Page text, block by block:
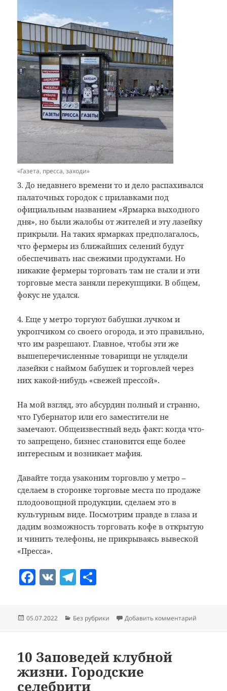
«Газета, пресса, заходи»
3. До недавнего времени то и дело распахивался
палаточных городок с прилавками под
официальным названием «Ярмарка выходного
дня», но были жалобы от жителей и эту лазейку
прикрыли. На таких ярмарках предполагалось,
что фермеры из ближайших селений будут
обеспечивать нас свежими продуктами. Но
никакие фермеры торговать там не стали и эти
торговые места заняли перекупщики. В общем,
фокус не удался.
4. Еще у метро торгуют бабушки лучком и
укропчиком со своего огорода, и это правильно,
что им разрешают. Главное, чтобы эти же
вышеперечисленные товарищи не углядели
лазейки с наймом бабушек и торговлей через
них какой-нибудь «свежей прессой».
На мой взгляд, это абсурдин полный и странно,
что Губернатор или его заместители не
замечают. Общеизвестный ведь факт: когда что-
то запрещено, бизнес становится еще более
интересным и возникает мафия.
Давайте тогда узаконим торговлю у метро –
сделаем в сторонке торговые места по продаже
плодоовощной продукции, сделаем это в
культурным виде. Посмотрим правде в глаза и
дадим возможность торговать кофе в открытую
и чинить телефоны, не прикрываясь вывеской
«Пресса».
F
e
o
o
V T
gr
m
р
в
и
Опубликовано
05.07.2022 Рубрики
Без рубрики Добавить комментарий
10 Заповедей клубной
жизни. Городские
селебрити